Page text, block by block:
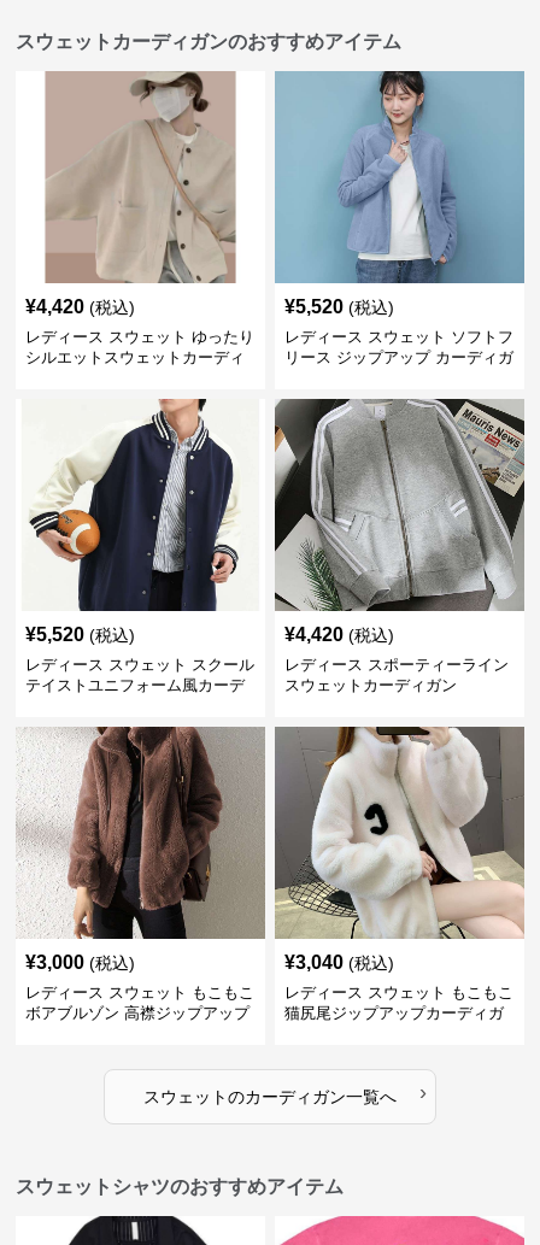
スウェットカーディガンのおすすめアイテム
¥4,420 (税込)
レディース スウェット ゆったり
シルエットスウェットカーディ
¥5,520 (税込)
レディース スウェット ソフトフ
リース ジップアップ カーディガ
¥5,520 (税込)
レディース スウェット スクール
テイストユニフォーム風カーデ
¥4,420 (税込)
レディース スポーティーライン
スウェットカーディガン
¥3,000 (税込)
レディース スウェット もこもこ
ボアブルゾン 高襟ジップアップ
¥3,040 (税込)
レディース スウェット もこもこ
猫尻尾ジップアップカーディガ
スウェットのカーディガン一覧へ ›
スウェットシャツのおすすめアイテム